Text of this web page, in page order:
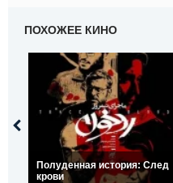
ПОХОЖЕЕ КИНО
Полуденная история: След
крови